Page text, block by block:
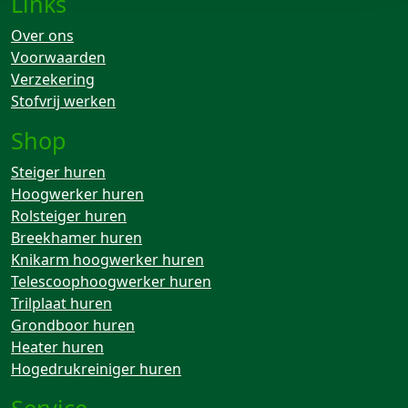
Over ons
Voorwaarden
Verzekering
Stofvrij werken
Shop
Steiger huren
Hoogwerker huren
Rolsteiger huren
Breekhamer huren
Knikarm hoogwerker huren
Telescoophoogwerker huren
Trilplaat huren
Grondboor huren
Heater huren
Hogedrukreiniger huren